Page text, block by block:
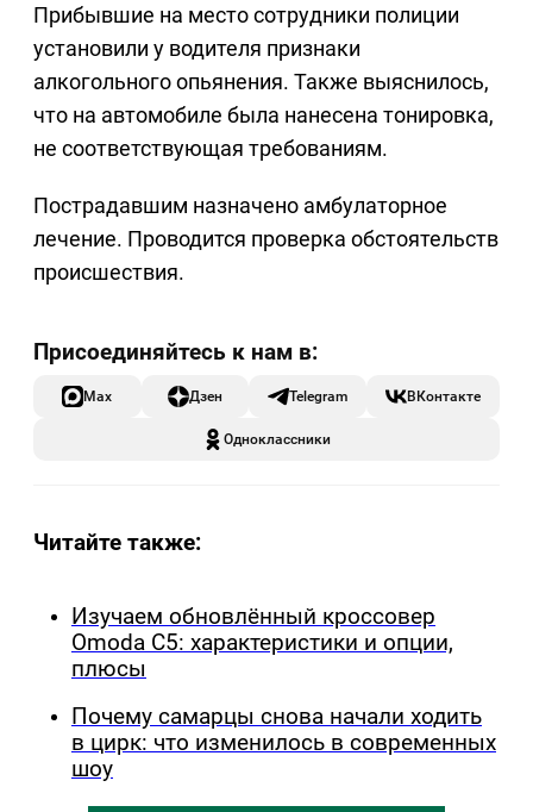
Прибывшие на место сотрудники полиции
установили у водителя признаки
алкогольного опьянения. Также выяснилось,
что на автомобиле была нанесена тонировка,
не соответствующая требованиям.
Пострадавшим назначено амбулаторное
лечение. Проводится проверка обстоятельств
происшествия.
Max Дзен Telegram ВКонтакте
Одноклассники
Читайте также:
Изучаем обновлённый кроссовер
Omoda C5: характеристики и опции,
плюсы
Почему самарцы снова начали ходить
в цирк: что изменилось в современных
шоу